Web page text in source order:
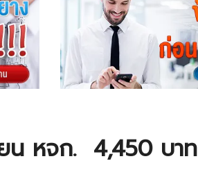
น หจก. 4,450 บาท